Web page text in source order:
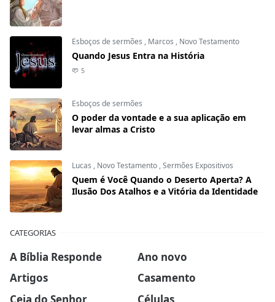
Esboços de sermões , Marcos , Novo Testamento
Quando Jesus Entra na História
5
Esboços de sermões
O poder da vontade e a sua aplicação em
levar almas a Cristo
Lucas , Novo Testamento ,Sermões Expositivos
Quem é Você Quando o Deserto Aperta? A
Ilusão Dos Atalhos e a Vitória da Identidade
CATEGORIAS
A Bíblia Responde
Ano novo
Artigos
Casamento